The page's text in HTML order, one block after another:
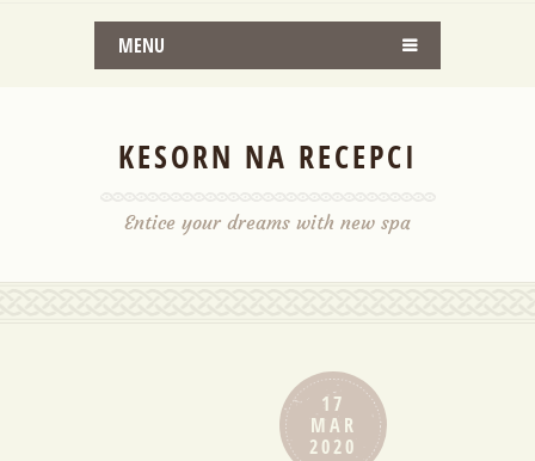
MENU
KESORN NA RECEPCI
Entice your dreams with new spa
17
MAR
2020